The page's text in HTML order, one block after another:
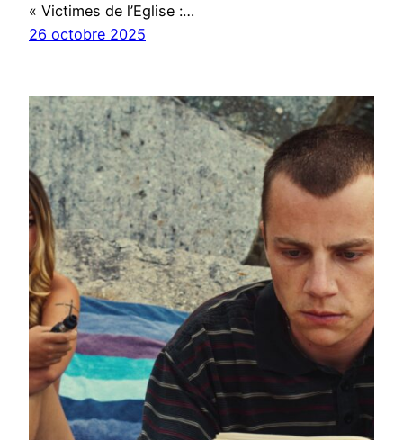
« Victimes de l’Eglise :…
26 octobre 2025